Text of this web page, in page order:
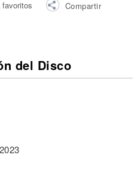
Compartir
del Disco